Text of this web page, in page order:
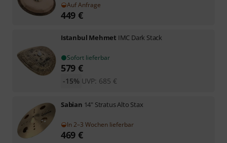
Auf Anfrage
449 €
Istanbul Mehmet IMC Dark Stack
Sofort lieferbar
579 €
UVP: 685 €
-15%
Sabian 14" Stratus Alto Stax
In 2–3 Wochen lieferbar
469 €